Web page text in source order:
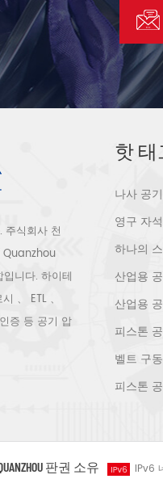
주식회사 천
니다. 하이테
、 ETL 、
증 등 공기 압
, 배수기, 완
는 영구 자
핫 태
나사 공
영구 자
하나의
산업용
산업용
피스톤
벨트 구
피스톤
판권 소유 IPv6